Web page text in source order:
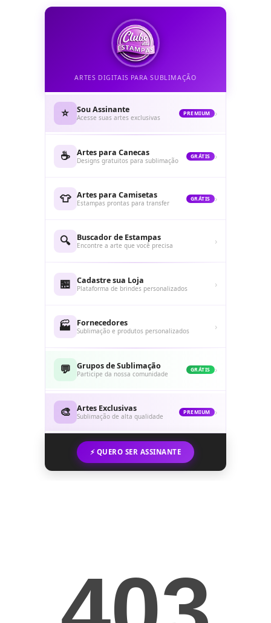
ARTES DIGITAIS PARA SUBLIMAÇÃO
⭐ Sou Assinante
Acesse suas artes exclusivas
PREMIUM ›
☕ Artes para Canecas
Designs gratuitos para sublimação
GRÁTIS ›
👕 Artes para Camisetas
Estampas prontas para transfer
GRÁTIS ›
🔍 Buscador de Estampas
Encontre a arte que você precisa ›
🏪 Cadastre sua Loja
Plataforma de brindes personalizados ›
🏭 Fornecedores
Sublimação e produtos personalizados ›
💬 Grupos de Sublimação
Participe da nossa comunidade
GRÁTIS ›
🎨 Artes Exclusivas
Sublimação de alta qualidade
PREMIUM ›
⚡ QUERO SER ASSINANTE